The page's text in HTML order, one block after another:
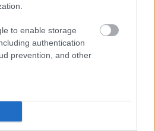
to enable storage
authentication
prevention, and other
ban Körmöczi Balázs